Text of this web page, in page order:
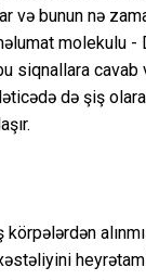
və bunun nə
molekulu
siqnallara
də şiş